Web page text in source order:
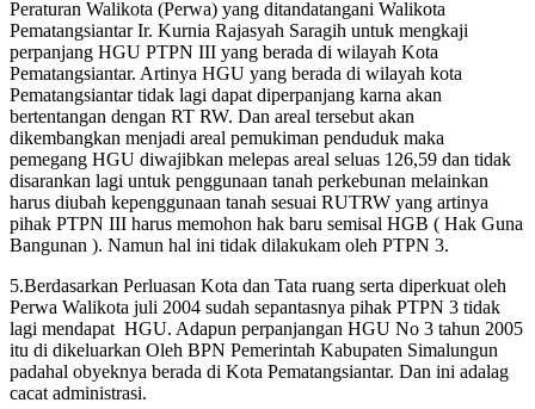
Peraturan Walikota (Perwa) yang ditandatangani Walikota
Pematangsiantar Ir. Kurnia Rajasyah Saragih untuk mengkaji
perpanjang HGU PTPN III yang berada di wilayah Kota
Pematangsiantar. Artinya HGU yang berada di wilayah kota
Pematangsiantar tidak lagi dapat diperpanjang karna akan
bertentangan dengan RT RW. Dan areal tersebut akan
dikembangkan menjadi areal pemukiman penduduk maka
pemegang HGU diwajibkan melepas areal seluas 126,59 dan tidak
disarankan lagi untuk penggunaan tanah perkebunan melainkan
harus diubah kepenggunaan tanah sesuai RUTRW yang artinya
pihak PTPN III harus memohon hak baru semisal HGB ( Hak Guna
Bangunan ). Namun hal ini tidak dilakukam oleh PTPN 3.
5.Berdasarkan Perluasan Kota dan Tata ruang serta diperkuat oleh
Perwa Walikota juli 2004 sudah sepantasnya pihak PTPN 3 tidak
lagi mendapat HGU. Adapun perpanjangan HGU No 3 tahun 2005
itu di dikeluarkan Oleh BPN Pemerintah Kabupaten Simalungun
padahal obyeknya berada di Kota Pematangsiantar. Dan ini adalag
cacat administrasi.